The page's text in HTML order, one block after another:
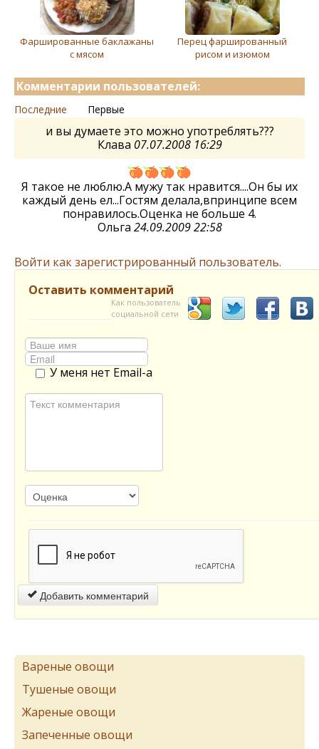
Фаршированные баклажаны
с мясом
Перец фаршированный
рисом и изюмом
Комментарии пользователей:
Последние Первые
и вы думаете это можно употреблять???
Клава 07.07.2008 16:29
Я такое не люблю.А мужу так нравится....Он бы их
каждый день ел...Гостям делала,впринципе всем
понравилось.Оценка не больше 4.
Ольга 24.09.2009 22:58
Войти как зарегистрированный пользователь.
Оставить комментарий
Как пользователь
социальной сети
У меня нет Email-а
Добавить комментарий
Вареные овощи
Тушеные овощи
Жареные овощи
Запеченные овощи